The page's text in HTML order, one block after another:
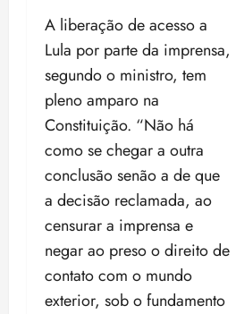
A liberação de acesso a
Lula por parte da imprensa,
segundo o ministro, tem
pleno amparo na
Constituição. “Não há
como se chegar a outra
conclusão senão a de que
a decisão reclamada, ao
censurar a imprensa e
negar ao preso o direito de
contato com o mundo
exterior, sob o fundamento